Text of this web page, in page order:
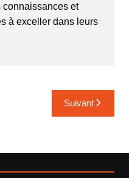
connaissances et
à exceller dans leurs
Suivant